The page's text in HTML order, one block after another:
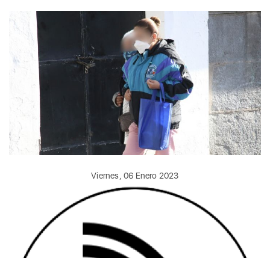
Viernes, 06 Enero 2023